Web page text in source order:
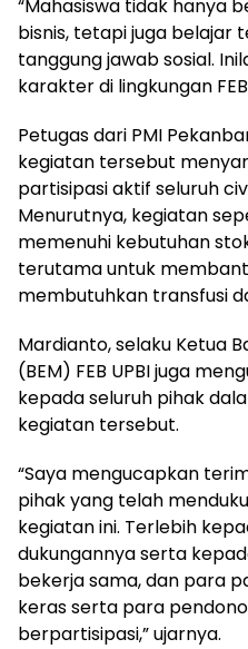
“Mahasiswa tidak hanya
bisnis, tetapi juga belajar
tanggung jawab sosial.
karakter di lingkungan FEB
Petugas dari PMI
kegiatan tersebut
partisipasi aktif seluruh
Menurutnya, kegiatan
memenuhi kebutuhan
terutama untuk
membutuhkan transfusi
Mardianto, selaku Ketua
(BEM) FEB UPBI juga
kepada seluruh pihak
kegiatan tersebut.
“Saya mengucapkan
pihak yang telah
kegiatan ini. Terlebih
dukungannya serta
bekerja sama, dan para
keras serta para
berpartisipasi,” ujarnya.